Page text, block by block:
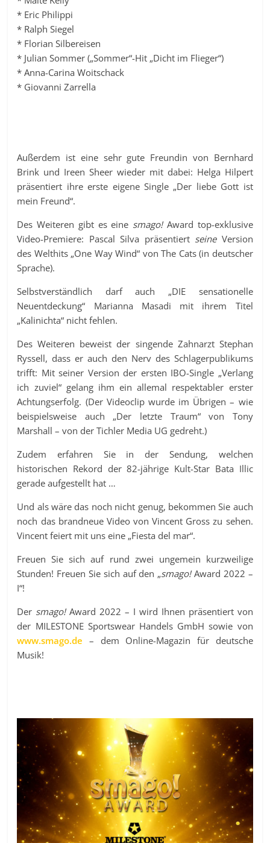
* Eric Philippi
* Ralph Siegel
* Florian Silbereisen
* Julian Sommer („Sommer“-Hit „Dicht im Flieger“)
* Anna-Carina Woitschack
* Giovanni Zarrella
Außerdem ist eine sehr gute Freundin von Bernhard
Brink und Ireen Sheer wieder mit dabei: Helga Hilpert
präsentiert ihre erste eigene Single „Der liebe Gott ist
mein Freund“.
Des Weiteren gibt es eine smago!Award top-exklusive
Video-Premiere: Pascal Silva präsentiert seineVersion
des Welthits „One Way Wind“ von The Cats (in deutscher
Sprache).
Selbstverständlich darf auch „DIE sensationelle
Neuentdeckung“ Marianna Masadi mit ihrem Titel
„Kalinichta“ nicht fehlen.
Des Weiteren beweist der singende Zahnarzt Stephan
Ryssell, dass er auch den Nerv des Schlagerpublikums
trifft: Mit seiner Version der ersten IBO-Single „Verlang
ich zuviel“ gelang ihm ein allemal respektabler erster
Achtungserfolg. (Der Videoclip wurde im Übrigen – wie
beispielsweise auch „Der letzte Traum“ von Tony
Marshall – von der Tichler Media UG gedreht.)
Zudem erfahren Sie in der Sendung, welchen
historischen Rekord der 82-jährige Kult-Star Bata Illic
gerade aufgestellt hat …
Und als wäre das noch nicht genug, bekommen Sie auch
noch das brandneue Video von Vincent Gross zu sehen.
Vincent feiert mit uns eine „Fiesta del mar“.
Freuen Sie sich auf rund zwei ungemein kurzweilige
Stunden! Freuen Sie sich auf den „smago!Award 2022 –
I“!
Der smago!Award 2022 – I wird Ihnen präsentiert von
der MILESTONE Sportswear Handels GmbH sowie von
www.smago.de – dem Online-Magazin für deutsche
Musik!